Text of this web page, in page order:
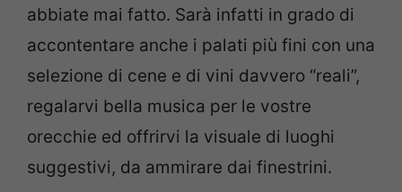
abbiate mai fatto. Sarà infatti in grado di
accontentare anche i palati più fini con una
selezione di cene e di vini davvero “reali”,
regalarvi bella musica per le vostre
orecchie ed offrirvi la visuale di luoghi
suggestivi, da ammirare dai finestrini.